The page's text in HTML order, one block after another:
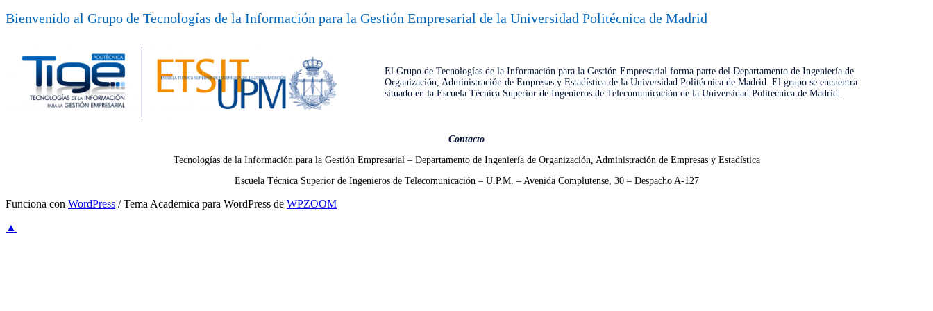
Bienvenido al Grupo de Tecnologías de la Información para la Gestión Empresarial de la Universidad Politécnica de Madrid
El Grupo de Tecnologías de la Información para la Gestión Empresarial forma parte del Departamento de Ingeniería de
Organización, Administración de Empresas y Estadística de la Universidad Politécnica de Madrid. El grupo se encuentra
situado en la Escuela Técnica Superior de Ingenieros de Telecomunicación de la Universidad Politécnica de Madrid.
Contacto
Tecnologías de la Información para la Gestión Empresarial – Departamento de Ingeniería de Organización, Administración de Empresas y Estadística
Escuela Técnica Superior de Ingenieros de Telecomunicación – U.P.M. – Avenida Complutense, 30 – Despacho A-127
Funciona con WordPress / Tema Academica para WordPress de WPZOOM
▲